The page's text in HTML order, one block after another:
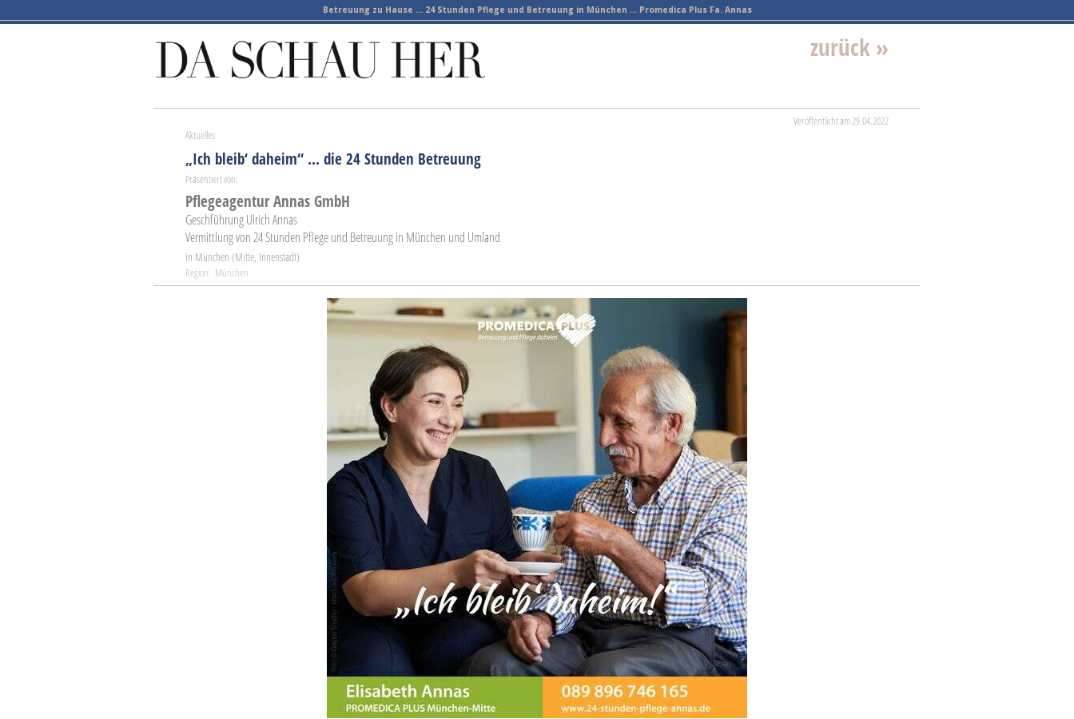
Betreuung zu Hause ... 24 Stunden Pflege und Betreuung in München ... Promedica Plus Fa. Annas
zurück »
Veröffentlicht am 29.04.2022
Aktuelles
„Ich bleib‘ daheim“ ... die 24 Stunden Betreuung
Präsentiert von:
Pflegeagentur Annas GmbH
Geschführung Ulrich Annas
Vermittlung von 24 Stunden Pflege und Betreuung in München und Umland
in München (Mitte, Innenstadt)
Region: München